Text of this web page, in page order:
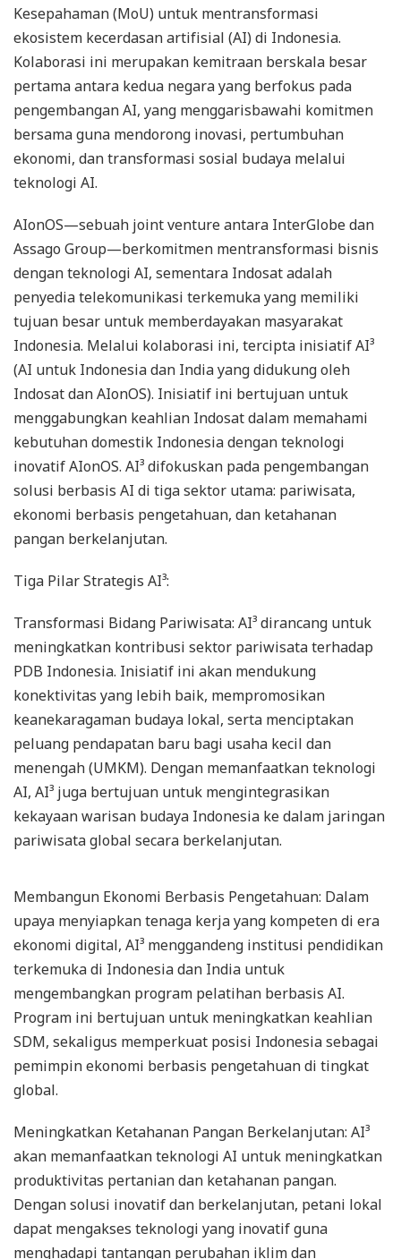
Kesepahaman (MoU) untuk mentransformasi
ekosistem kecerdasan artifisial (AI) di Indonesia.
Kolaborasi ini merupakan kemitraan berskala besar
pertama antara kedua negara yang berfokus pada
pengembangan AI, yang menggarisbawahi komitmen
bersama guna mendorong inovasi, pertumbuhan
ekonomi, dan transformasi sosial budaya melalui
teknologi AI.
AIonOS—sebuah joint venture antara InterGlobe dan
Assago Group—berkomitmen mentransformasi bisnis
dengan teknologi AI, sementara Indosat adalah
penyedia telekomunikasi terkemuka yang memiliki
tujuan besar untuk memberdayakan masyarakat
Indonesia. Melalui kolaborasi ini, tercipta inisiatif AI³
(AI untuk Indonesia dan India yang didukung oleh
Indosat dan AIonOS). Inisiatif ini bertujuan untuk
menggabungkan keahlian Indosat dalam memahami
kebutuhan domestik Indonesia dengan teknologi
inovatif AIonOS. AI³ difokuskan pada pengembangan
solusi berbasis AI di tiga sektor utama: pariwisata,
ekonomi berbasis pengetahuan, dan ketahanan
pangan berkelanjutan.
Tiga Pilar Strategis AI³:
Transformasi Bidang Pariwisata: AI³ dirancang untuk
meningkatkan kontribusi sektor pariwisata terhadap
PDB Indonesia. Inisiatif ini akan mendukung
konektivitas yang lebih baik, mempromosikan
keanekaragaman budaya lokal, serta menciptakan
peluang pendapatan baru bagi usaha kecil dan
menengah (UMKM). Dengan memanfaatkan teknologi
AI, AI³ juga bertujuan untuk mengintegrasikan
kekayaan warisan budaya Indonesia ke dalam jaringan
pariwisata global secara berkelanjutan.
Membangun Ekonomi Berbasis Pengetahuan: Dalam
upaya menyiapkan tenaga kerja yang kompeten di era
ekonomi digital, AI³ menggandeng institusi pendidikan
terkemuka di Indonesia dan India untuk
mengembangkan program pelatihan berbasis AI.
Program ini bertujuan untuk meningkatkan keahlian
SDM, sekaligus memperkuat posisi Indonesia sebagai
pemimpin ekonomi berbasis pengetahuan di tingkat
global.
Meningkatkan Ketahanan Pangan Berkelanjutan: AI³
akan memanfaatkan teknologi AI untuk meningkatkan
produktivitas pertanian dan ketahanan pangan.
Dengan solusi inovatif dan berkelanjutan, petani lokal
dapat mengakses teknologi yang inovatif guna
menghadapi tantangan perubahan iklim dan